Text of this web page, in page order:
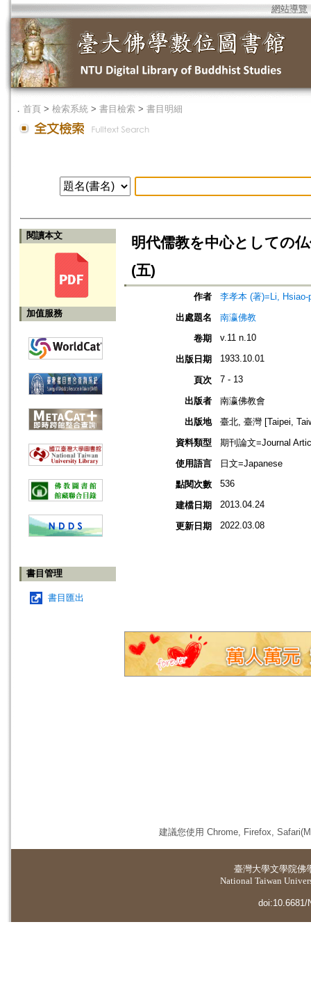
網站導覽
． 首頁 > 檢索系統 > 書目檢索 > 書目明細
閱讀本文
加值服務
書目管理
書目匯出
明代儒教を中心としての
(五)
作者
李孝本 (著)=Li, Hsiao-
出處題名
南瀛佛教
卷期
v.11 n.10
出版日期 1933.10.01
頁次 7 - 13
出版者
南瀛佛教會
出版地
臺北, 臺灣 [Taipei,
資料類型
期刊論文=Journal
使用語言
日文=Japanese
點閱次數
536
建檔日期 2013.04.24
更新日期 2022.03.08
建議您使用 Chrome, Firefox,
臺灣大學文學院佛
National Taiwan
doi:10.6681/